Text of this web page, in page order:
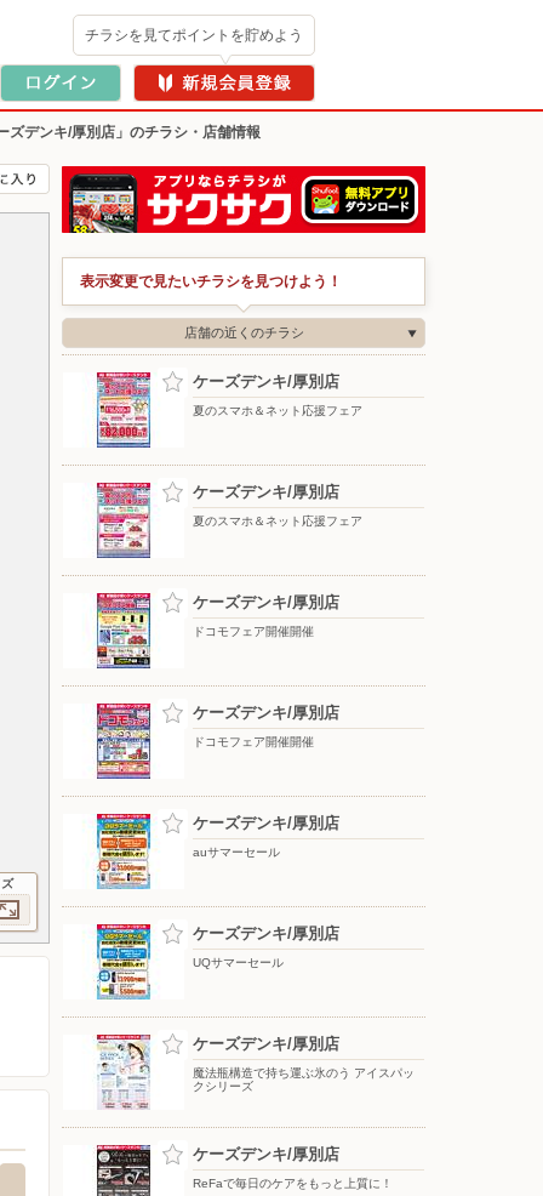
チラシを見てポイントを貯めよう
ズデンキ/厚別店」のチラシ・店舗情報
表示変更で見たいチラシを見つけよう！
店舗の近くのチラシ
ケーズデンキ/厚別店
夏のスマホ＆ネット応援フェア
ケーズデンキ/厚別店
夏のスマホ＆ネット応援フェア
ケーズデンキ/厚別店
ドコモフェア開催開催
ケーズデンキ/厚別店
ドコモフェア開催開催
ケーズデンキ/厚別店
auサマーセール
ケーズデンキ/厚別店
UQサマーセール
ケーズデンキ/厚別店
魔法瓶構造で持ち運ぶ氷のう アイスパッ
クシリーズ
ケーズデンキ/厚別店
ReFaで毎日のケアをもっと上質に！